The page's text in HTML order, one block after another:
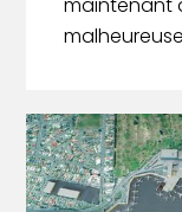
maintenant